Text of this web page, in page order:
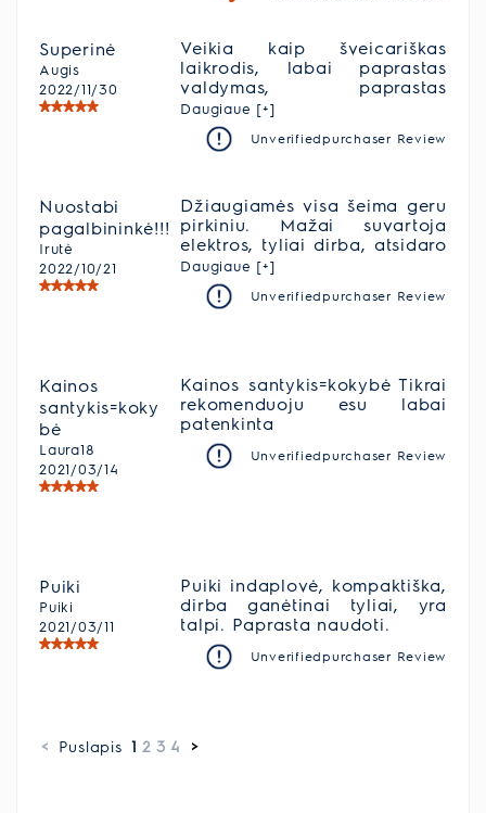
Superinė
Augis
2022/11/30
Veikia kaip šveicariškas
laikrodis, labai paprastas
valdymas, paprastas
sumontavimas.
Daugiaue [+]
Unverifiedpurchaser Review
Nuostabi
pagalbininkė!!!
Irutė
2022/10/21
Džiaugiamės visa šeima geru
pirkiniu. Mažai suvartoja
elektros, tyliai dirba, atsidaro
automatiškai, indai švyti.
Visiems rekomenduoju!!!
Daugiaue [+]
Unverifiedpurchaser Review
Kainos
santykis=koky
bė
Laura18
2021/03/14
Kainos santykis=kokybė Tikrai
rekomenduoju esu labai
patenkinta
Unverifiedpurchaser Review
Puiki
Puiki
2021/03/11
Puiki indaplovė, kompaktiška,
dirba ganėtinai tyliai, yra
talpi. Paprasta naudoti.
Unverifiedpurchaser Review
< Puslapis 1 2 3 4 >